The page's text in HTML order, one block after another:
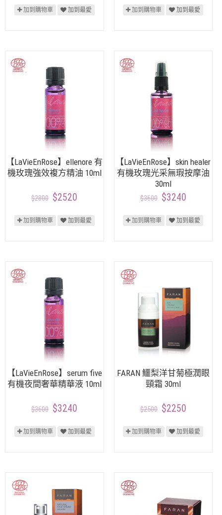
加到購物車 加到最愛 加到購物車 加到最愛
【LaVieEnRose】ellenore 有
機玫瑰強效複方精油 10ml
$2800 $2520
加到購物車 加到最愛
【LaVieEnRose】skin healer
有機玫瑰光采無瑕按摩油
30ml
$3600 $3240
加到購物車 加到最愛
【LaVieEnRose】serum five
有機夜間奢華精華液 10ml
$3600 $3240
加到購物車 加到最愛
FARAN 鱷梨洋甘菊極潤眼
頸霜 30ml
$2500 $2250
加到購物車 加到最愛